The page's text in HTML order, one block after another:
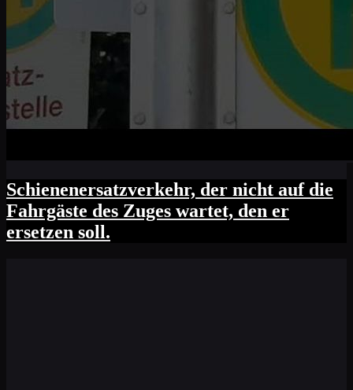
Schienenersatzverkehr, der nicht auf die
Fahrgäste des Zuges wartet, den er
ersetzen soll.